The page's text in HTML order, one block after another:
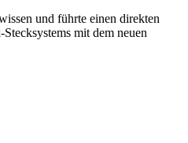
und führte einen direkten
mit dem neuen